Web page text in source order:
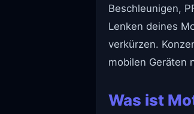
Beschleunigen,
Lenken deines
verkürzen.
mobilen Geräten
Was ist